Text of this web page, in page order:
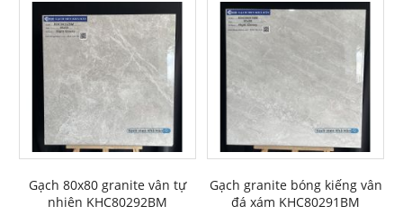
Gạch 80x80 granite vân tự
nhiên KHC80292BM
Gạch granite bóng kiếng vân
đá xám KHC80291BM